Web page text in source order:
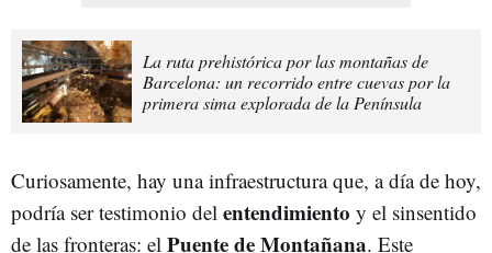
La ruta prehistórica por las montañas de
Barcelona: un recorrido entre cuevas por la
primera sima explorada de la Península
Curiosamente, hay una infraestructura que, a día de hoy,
podría ser testimonio del entendimiento y el sinsentido
de las fronteras: el Puente de Montañana. Este